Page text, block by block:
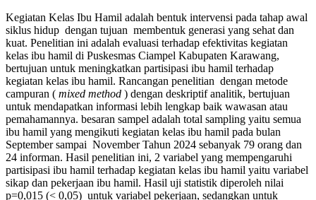
Kegiatan Kelas Ibu Hamil adalah bentuk intervensi pada tahap awal
siklus hidup dengan tujuan membentuk generasi yang sehat dan
kuat. Penelitian ini adalah evaluasi terhadap efektivitas kegiatan
kelas ibu hamil di Puskesmas Ciampel Kabupaten Karawang,
bertujuan untuk meningkatkan partisipasi ibu hamil terhadap
kegiatan kelas ibu hamil. Rancangan penelitian dengan metode
campuran ( mixed method ) dengan deskriptif analitik, bertujuan
untuk mendapatkan informasi lebih lengkap baik wawasan atau
pemahamannya. besaran sampel adalah total sampling yaitu semua
ibu hamil yang mengikuti kegiatan kelas ibu hamil pada bulan
September sampai November Tahun 2024 sebanyak 79 orang dan
24 informan. Hasil penelitian ini, 2 variabel yang mempengaruhi
partisipasi ibu hamil terhadap kegiatan kelas ibu hamil yaitu variabel
sikap dan pekerjaan ibu hamil. Hasil uji statistik diperoleh nilai
p=0,015 (< 0,05) untuk variabel pekerjaan, sedangkan untuk